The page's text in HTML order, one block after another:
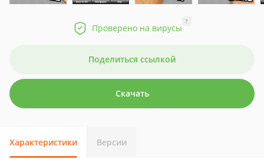
Проверено на вирусы
?
Поделиться ссылкой
Скачать
Характеристики Версии